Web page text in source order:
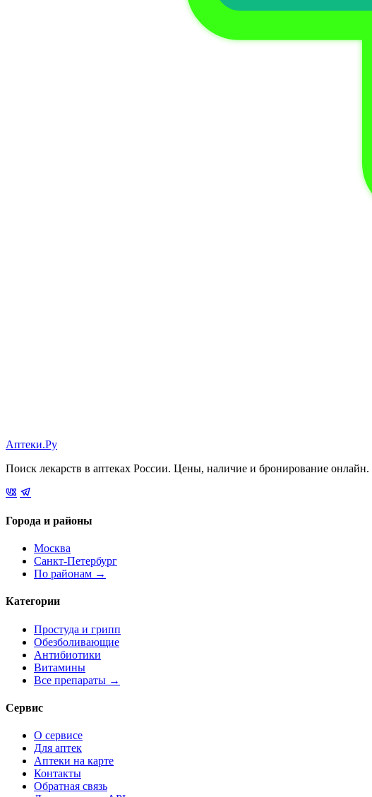
Аптеки.Ру
Поиск лекарств в аптеках России. Цены, наличие и бронирование онлайн.
Города и районы
Москва
Санкт-Петербург
По районам →
Категории
Простуда и грипп
Обезболивающие
Антибиотики
Витамины
Все препараты →
Сервис
О сервисе
Для аптек
Аптеки на карте
Контакты
Обратная связь